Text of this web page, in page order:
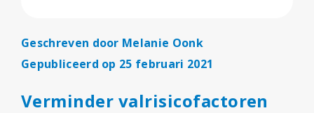
Geschreven door Melanie Oonk
Gepubliceerd op 25 februari 2021
Verminder valrisicofactoren